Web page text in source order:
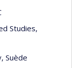
Studies,
Suède